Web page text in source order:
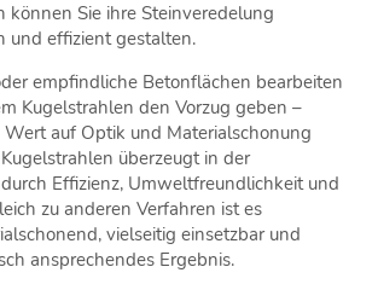
können Sie ihre Steinveredelung
und effizient gestalten.
empfindliche Betonflächen bearbeiten
Kugelstrahlen den Vorzug geben –
auf Optik und Materialschonung
überzeugt in der
Effizienz, Umweltfreundlichkeit und
zu anderen Verfahren ist es
vielseitig einsetzbar und
ansprechendes Ergebnis.